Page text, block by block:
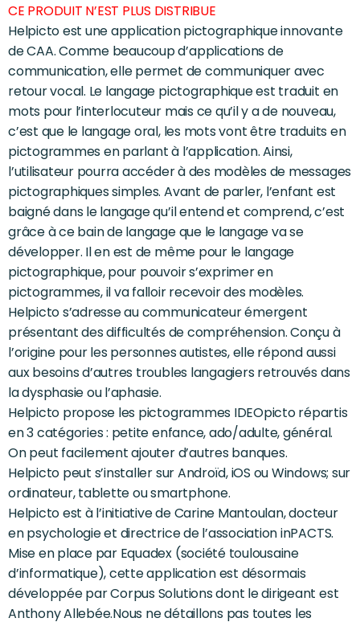
CE PRODUIT N’EST PLUS DISTRIBUE
Helpicto est une application pictographique innovante
de CAA. Comme beaucoup d’applications de
communication, elle permet de communiquer avec
retour vocal. Le langage pictographique est traduit en
mots pour l’interlocuteur mais ce qu’il y a de nouveau,
c’est que le langage oral, les mots vont être traduits en
pictogrammes en parlant à l’application. Ainsi,
l’utilisateur pourra accéder à des modèles de messages
pictographiques simples. Avant de parler, l’enfant est
baigné dans le langage qu’il entend et comprend, c’est
grâce à ce bain de langage que le langage va se
développer. Il en est de même pour le langage
pictographique, pour pouvoir s’exprimer en
pictogrammes, il va falloir recevoir des modèles.
Helpicto s’adresse au communicateur émergent
présentant des difficultés de compréhension. Conçu à
l’origine pour les personnes autistes, elle répond aussi
aux besoins d’autres troubles langagiers retrouvés dans
la dysphasie ou l’aphasie.
Helpicto propose les pictogrammes IDEOpicto répartis
en 3 catégories : petite enfance, ado/adulte, général.
On peut facilement ajouter d’autres banques.
Helpicto peut s’installer sur Androïd, iOS ou Windows; sur
ordinateur, tablette ou smartphone.
Helpicto est à l’initiative de Carine Mantoulan, docteur
en psychologie et directrice de l’association inPACTS.
Mise en place par Equadex (société toulousaine
d’informatique), cette application est désormais
développée par Corpus Solutions dont le dirigeant est
Anthony Allebée.Nous ne détaillons pas toutes les